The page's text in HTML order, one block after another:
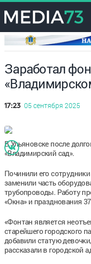
Заработал
17:23 05 сентября 2025
В Ульяновске после
«Владимирский сад».
Починили его
заменили часть
трубопроводы. Работу
«Окна» и празднования
«Фонтан является
старейшего городского
добавили статую
рассказали в городской